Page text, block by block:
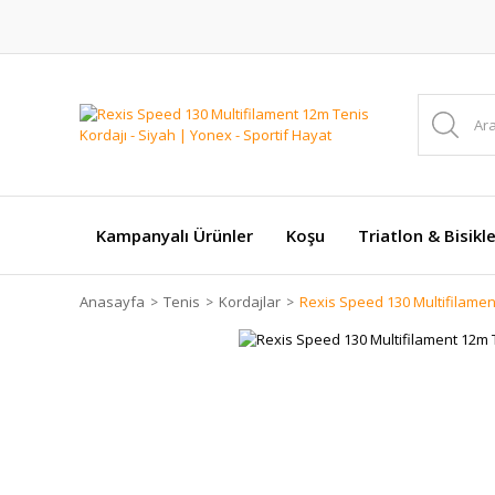
Kampanyalı Ürünler Koşu Triatlon &
Anasayfa Tenis Kordajlar Rexis Speed 130